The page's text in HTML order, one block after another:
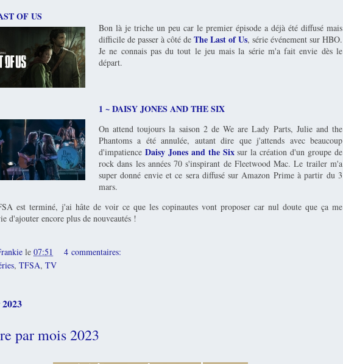
OF US
Bon là je triche un peu car le premier épisode a déjà été diffusé mais
difficile de passer à côté de The Last of Us, série événement sur HBO.
Je ne connais pas du tout le jeu mais la série m'a fait envie dès le
départ.
1 ~ DAISY JONES AND THE SIX
On attend toujours la saison 2 de We are Lady Parts, Julie and the
Phantoms a été annulée, autant dire que j'attends avec beaucoup
d'impatience Daisy Jones and the Sixsur la création d'un groupe de
rock dans les années 70 s'inspirant de Fleetwood Mac. Le trailer m'a
super donné envie et ce sera diffusé sur Amazon Prime à partir du 3
mars.
est terminé, j'ai hâte de voir ce que les copinautes vont proposer car nul doute que ça me
d'ajouter encore plus de nouveautés !
le 07:51
4 commentaires:
, TFSA, TV
par mois 2023